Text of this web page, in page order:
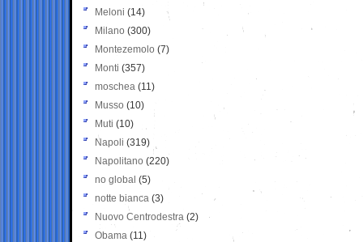
Meloni (14)
Milano (300)
Montezemolo (7)
Monti (357)
moschea (11)
Musso (10)
Muti (10)
Napoli (319)
Napolitano (220)
no global (5)
notte bianca (3)
Nuovo Centrodestra (2)
Obama (11)